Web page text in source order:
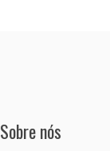
Sobre nós